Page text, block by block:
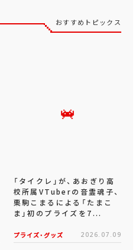
おすすめトピックス
「タイクレ」が、あおぎり高
校所属VTuberの音霊魂子、
栗駒こまるによる「たまこ
ま」初のプライズを7...
プライズ・グッズ 2026.07.09